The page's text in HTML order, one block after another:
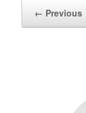
← Previous